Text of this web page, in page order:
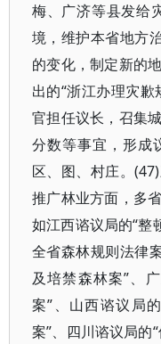
梅、广济等县发给
境，维护本省地方
的变化，制定新的
出的“浙江办理灾
官担任议长，召集
分数等事宜，形成
区、图、村庄。
推广林业方面，多
如江西谘议局的“整
全省森林规则法律
及培禁森林案”、
案”、山西谘议局
案”、四川谘议局的